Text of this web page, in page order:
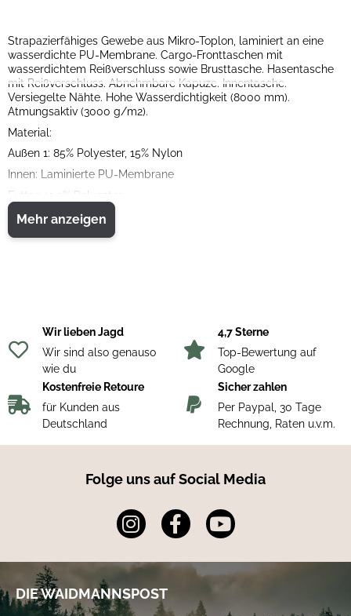
Strapazierfähiges Gewebe aus Mikro-Toplon, laminiert an eine
wasserdichte PU-Membrane. Cargo-Fronttaschen mit
wasserdichtem Reißverschluss sowie Brusttasche. Hasentasche
mit Reißverschluss. Abnehmbare Kapuze. Innentasche.
Versiegelte Nähte. Hohe Wasserdichtigkeit (8000 mm).
Atmungsaktiv (3000 g/m2).
Material:
Außen 1: 85% Polyester, 15% Nylon
Innen: Laminierte PU-Membrane
Futter: 100% Polyester
Mehr anzeigen
Wir lieben Jagd
Wir sind also genauso
wie du
4,7 Sterne
Top-Bewertung auf
Google
Kostenfreie Retoure
für Kunden aus
Deutschland
Sicher zahlen
Per Paypal, 30 Tage
Rechnung, Raten u.v.m.
Folge uns auf Social Media
DIE WAIDMANNSPOST